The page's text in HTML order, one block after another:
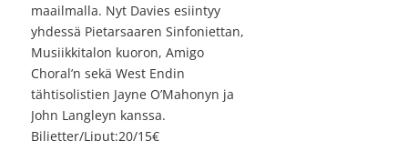
maailmalla. Nyt Davies esiintyy
yhdessä Pietarsaaren Sinfoniettan,
Musiikkitalon kuoron, Amigo
Choral’n sekä West Endin
tähtisolistien Jayne O’Mahonyn ja
John Langleyn kanssa.
Biljetter/Liput:20/15€